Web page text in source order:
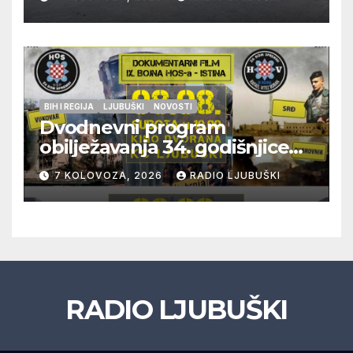
policije
BIH I REGIJA LJUBUŠKI NOVOSTI
Dvodnevni program
obilježavanja 34. godišnjice
pogibije generala Blaža
Kraljevića i osmorice
pripadnika HOS-a
7 KOLOVOZA, 2026 RADIO LJUBUŠKI
RADIO LJUBUŠKI